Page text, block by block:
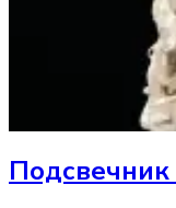
Подсвечник